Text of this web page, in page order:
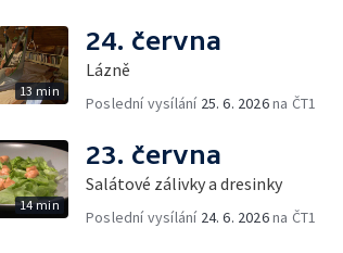
13 min
24. června
Lázně
Poslední vysílání 25. 6. 2026na ČT1
14 min
23. června
Salátové zálivky a dresinky
Poslední vysílání 24. 6. 2026na ČT1